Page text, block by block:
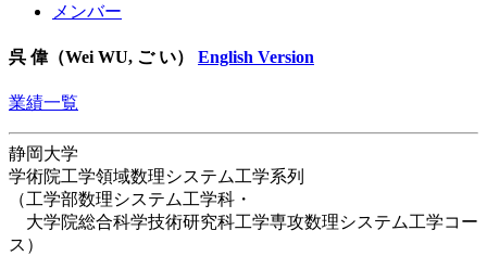
メンバー
呉 偉（Wei WU, ご い） English Version
業績一覧
静岡大学
学術院工学領域数理システム工学系列
（工学部数理システム工学科・
大学院総合科学技術研究科工学専攻数理システム工学コー
ス）